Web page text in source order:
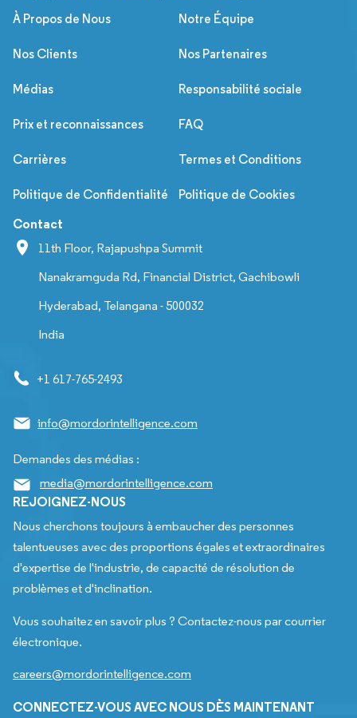
À Propos de Nous Notre Équipe
Nos Clients Nos Partenaires
Médias Responsabilité sociale
Prix et reconnaissances FAQ
Carrières Termes et Conditions
Politique de Confidentialité Politique de Cookies
Contact
11th Floor, Rajapushpa Summit
Nanakramguda Rd, Financial District, Gachibowli
Hyderabad, Telangana - 500032
India
+1 617-765-2493
info@mordorintelligence.com
Demandes des médias :
media@mordorintelligence.com
REJOIGNEZ-NOUS
Nous cherchons toujours à embaucher des personnes
talentueuses avec des proportions égales et extraordinaires
d'expertise de l'industrie, de capacité de résolution de
problèmes et d'inclination.
Vous souhaitez en savoir plus ? Contactez-nous par courrier
électronique.
careers@mordorintelligence.com
CONNECTEZ-VOUS AVEC NOUS DÈS MAINTENANT